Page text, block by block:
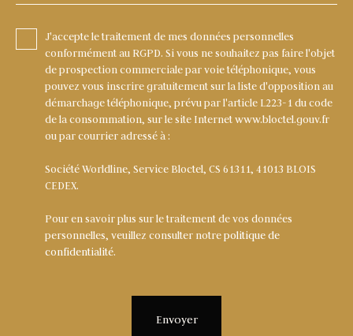
J'accepte le traitement de mes données personnelles
conformément au RGPD. Si vous ne souhaitez pas faire l'objet
de prospection commerciale par voie téléphonique, vous
pouvez vous inscrire gratuitement sur la liste d'opposition au
démarchage téléphonique, prévu par l'article L223-1 du code
de la consommation, sur le site Internet www.bloctel.gouv.fr
ou par courrier adressé à :
Société Worldline, Service Bloctel, CS 61311, 41013 BLOIS
CEDEX.
Pour en savoir plus sur le traitement de vos données
personnelles, veuillez consulter notrepolitique de
confidentialité.
Envoyer